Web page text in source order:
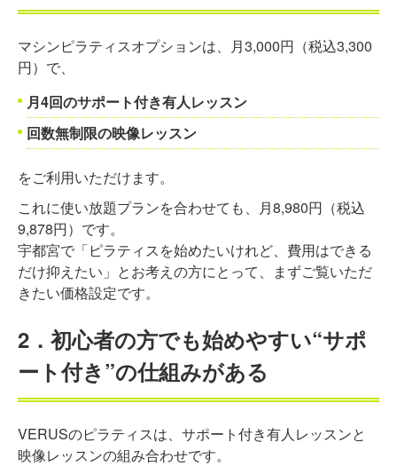
マシンピラティスオプションは、月3,000円（税込3,300
円）で、
月4回のサポート付き有人レッスン
回数無制限の映像レッスン
をご利用いただけます。
これに使い放題プランを合わせても、月8,980円（税込
9,878円）です。
宇都宮で「ピラティスを始めたいけれど、費用はできる
だけ抑えたい」とお考えの方にとって、まずご覧いただ
きたい価格設定です。
2．初心者の方でも始めやすい“サポ
ート付き”の仕組みがある
VERUSのピラティスは、サポート付き有人レッスンと
映像レッスンの組み合わせです。